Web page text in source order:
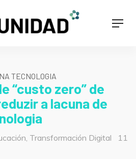
TECNOLOGIA
“custo zero” de
a lacuna de
, Transformación Digital
11